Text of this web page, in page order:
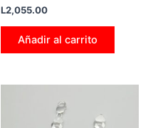
L2,055.00
Añadir al carrito